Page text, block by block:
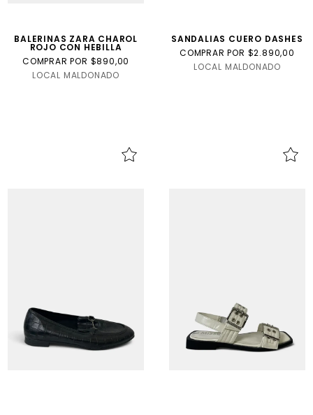
BALERINAS ZARA CHAROL
ROJO CON HEBILLA
COMPRAR POR $890,00
LOCAL MALDONADO
SANDALIAS CUERO DASHES
COMPRAR POR $2.890,00
LOCAL MALDONADO